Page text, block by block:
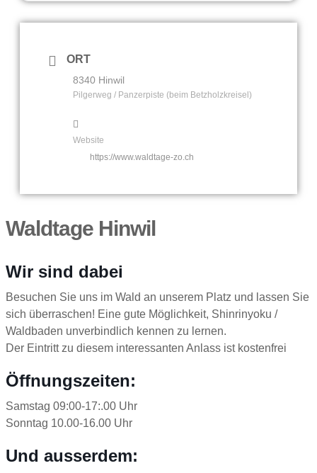
ORT
8340 Hinwil
Pilgerweg / Panzerpiste (beim Betzholzkreisel)
Website
https://www.waldtage-zo.ch
Waldtage Hinwil
Wir sind dabei
Besuchen Sie uns im Wald an unserem Platz und lassen Sie
sich überraschen! Eine gute Möglichkeit, Shinrinyoku /
Waldbaden unverbindlich kennen zu lernen.
Der Eintritt zu diesem interessanten Anlass ist kostenfrei
Öffnungszeiten:
Samstag 09:00-17:.00 Uhr
Sonntag 10.00-16.00 Uhr
Und ausserdem: